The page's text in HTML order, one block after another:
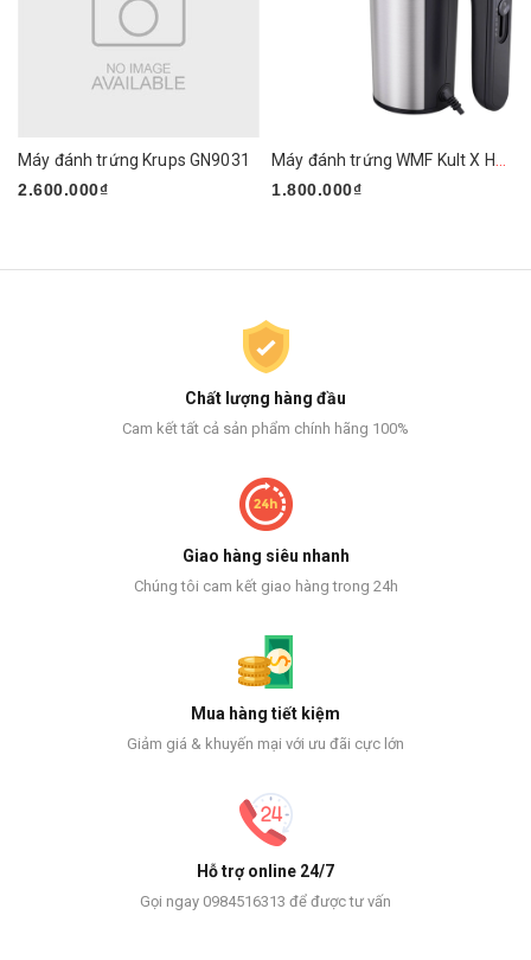
Máy đánh trứng Krups GN9031
2.600.000₫
1.800.000₫
Chất lượng hàng đầu
Cam kết tất cả sản phẩm chính hãng 100%
Giao hàng siêu nhanh
Chúng tôi cam kết giao hàng trong 24h
Mua hàng tiết kiệm
Giảm giá & khuyến mại với ưu đãi cực lớn
Hỗ trợ online 24/7
Gọi ngay 0984516313 để được tư vấn